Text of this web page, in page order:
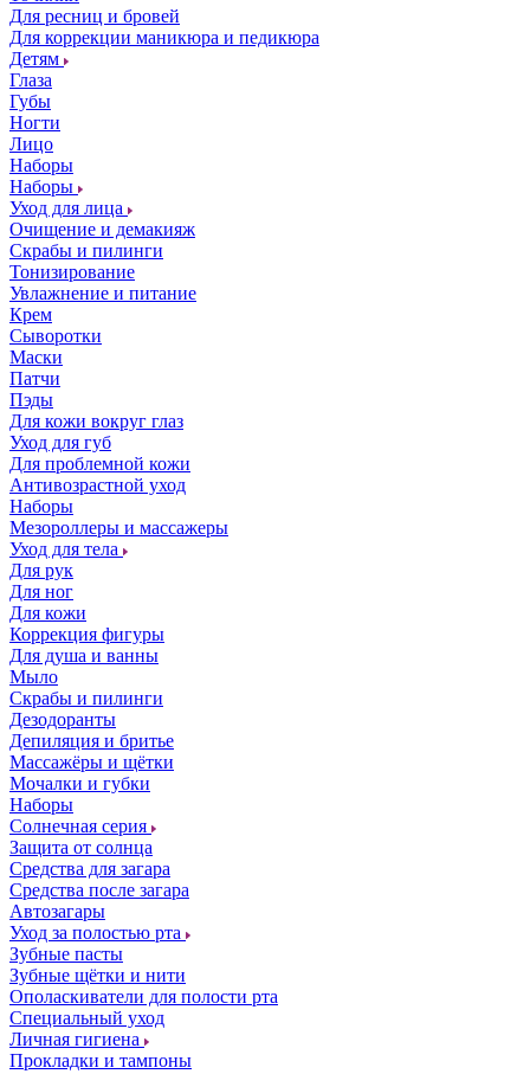
Для ресниц и бровей
Для коррекции маникюра и педикюра
Детям
Глаза
Губы
Ногти
Лицо
Наборы
Наборы
Уход для лица
Очищение и демакияж
Скрабы и пилинги
Тонизирование
Увлажнение и питание
Крем
Сыворотки
Маски
Патчи
Пэды
Для кожи вокруг глаз
Уход для губ
Для проблемной кожи
Антивозрастной уход
Наборы
Мезороллеры и массажеры
Уход для тела
Для рук
Для ног
Для кожи
Коррекция фигуры
Для душа и ванны
Мыло
Скрабы и пилинги
Дезодоранты
Депиляция и бритье
Массажёры и щётки
Мочалки и губки
Наборы
Солнечная серия
Защита от солнца
Средства для загара
Средства после загара
Автозагары
Уход за полостью рта
Зубные пасты
Зубные щётки и нити
Ополаскиватели для полости рта
Специальный уход
Личная гигиена
Прокладки и тампоны